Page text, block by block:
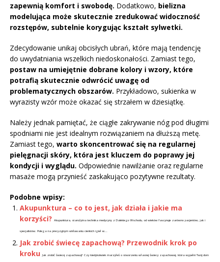
zapewnią komfort i swobodę. Dodatkowo, bielizna
modelująca może skutecznie zredukować widoczność
rozstępów, subtelnie korygując kształt sylwetki.
Zdecydowanie unikaj obcisłych ubrań, które mają tendencję
do uwydatniania wszelkich niedoskonałości. Zamiast tego,
postaw na umiejętnie dobrane kolory i wzory, które
potrafią skutecznie odwrócić uwagę od
problematycznych obszarów. Przykładowo, sukienka w
wyrazisty wzór może okazać się strzałem w dziesiątkę.
Należy jednak pamiętać, że ciągłe zakrywanie nóg pod długimi
spodniami nie jest idealnym rozwiązaniem na dłuższą metę.
Zamiast tego, warto skoncentrować się na regularnej
pielęgnacji skóry, która jest kluczem do poprawy jej
kondycji i wyglądu. Odpowiednie nawilżanie oraz regularne
masaże mogą przynieść zaskakująco pozytywne rezultaty.
Podobne wpisy:
Akupunktura – co to jest, jak działa i jakie ma
korzyści?
Akupunktura, starożytna technika medycyny z Dalekiego Wschodu, od wieków fascynuje zarówno pacjentów, jak i
specjalistów. Polega na precyzyjnym wkłuwaniu cienkich igieł w...
Jak zrobić świecę zapachową? Przewodnik krok po
kroku
Jak zrobić świecę zapachową? Czy kiedykolwiek marzyłeś o stworzeniu własnej świecy zapachowej, która wypełni Twój dom